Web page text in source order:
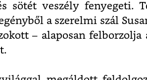
sötét veszély fenyegeti.
a szerelmi szál
– alaposan felborzolja